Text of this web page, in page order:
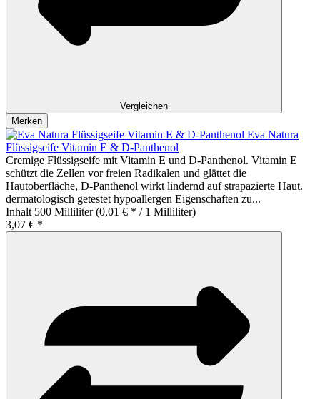
Vergleichen
Merken
Eva Natura
Flüssigseife Vitamin E & D-Panthenol
Cremige Flüssigseife mit Vitamin E und D-Panthenol. Vitamin E
schützt die Zellen vor freien Radikalen und glättet die
Hautoberfläche, D-Panthenol wirkt lindernd auf strapazierte Haut.
dermatologisch getestet hypoallergen Eigenschaften zu...
Inhalt 500 Milliliter(0,01 € * / 1 Milliliter)
3,07 € *